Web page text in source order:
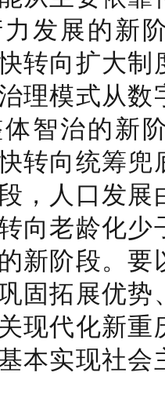
发展的新
转向扩大
理模式从
智治的新
转向统筹
，人口发
向老龄化
新阶段。
固拓展优
现代化新
本实现社